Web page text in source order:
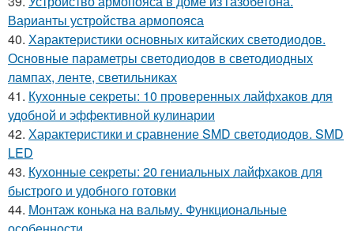
Варианты устройства армопояса
40. Характеристики основных китайских светодиодов.
Основные параметры светодиодов в светодиодных
лампах, ленте, светильниках
41. Кухонные секреты: 10 проверенных лайфхаков для
удобной и эффективной кулинарии
42. Характеристики и сравнение SMD светодиодов. SMD
LED
43. Кухонные секреты: 20 гениальных лайфхаков для
быстрого и удобного готовки
44. Монтаж конька на вальму. Функциональные